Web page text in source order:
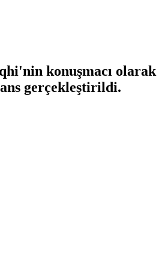
konuşmacı olarak
gerçekleştirildi.